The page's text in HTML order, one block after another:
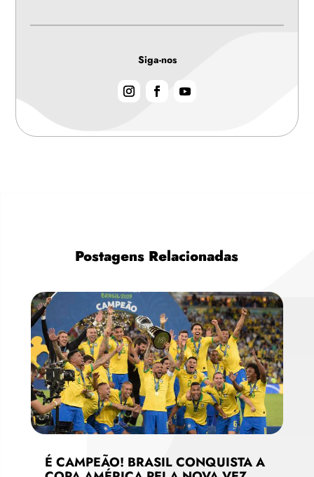
Siga-nos
Postagens Relacionadas
É CAMPEÃO! BRASIL CONQUISTA A